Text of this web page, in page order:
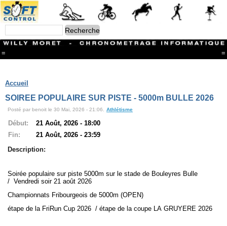
= =
Branches
CONTACT
Ski ALPIN
Triathlon
Ski Nordique
Courses à pieds
VTT
Caisse à savon
Coupe "Journal La Gruyère"
Hippisme
Archives
Accueil
SOIREE POPULAIRE SUR PISTE - 5000m BULLE 2026
Posté par benoit le 30 Mai, 2026 - 21:06. Athlétisme
Début:
21 Août, 2026 - 18:00
Fin:
21 Août, 2026 - 23:59
Description:
Soirée populaire sur piste 5000m sur le stade de Bouleyres Bulle
/ Vendredi soir 21 août 2026
Championnats Fribourgeois de 5000m (OPEN)
étape de la FriRun Cup 2026 / étape de la coupe LA GRUYERE 2026